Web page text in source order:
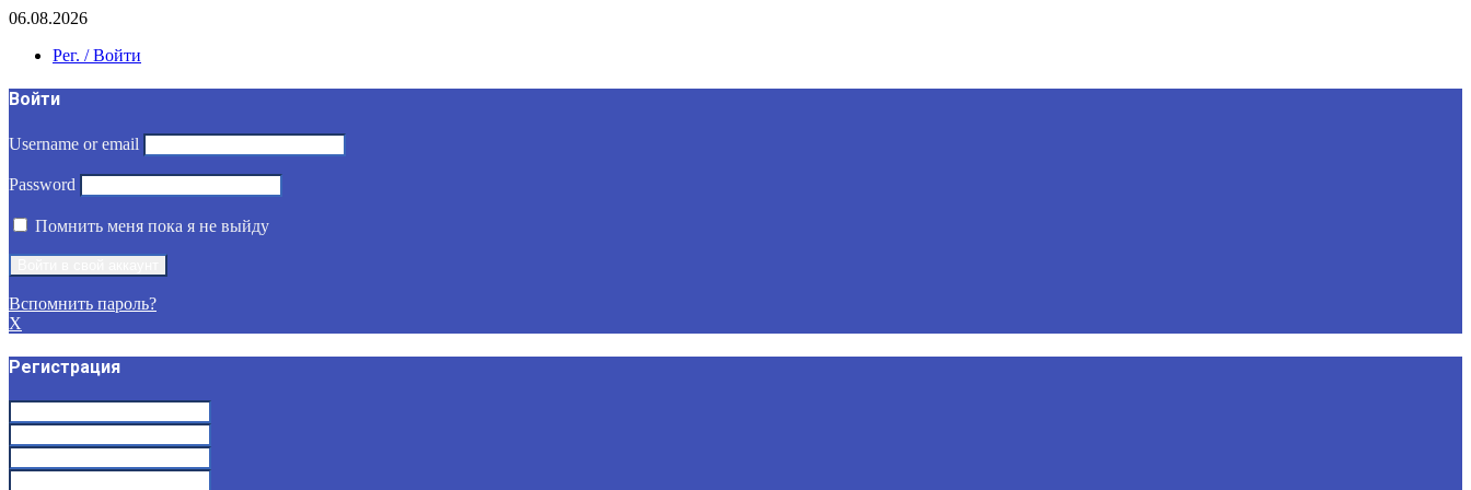
06.08.2026
Рег. / Войти
Войти
Username or email
Password
Помнить меня пока я не выйду
Вспомнить пароль?
X
Регистрация